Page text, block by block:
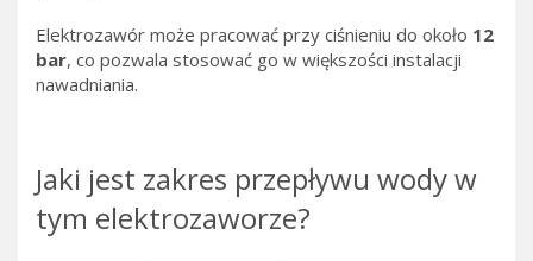
Elektrozawór może pracować przy ciśnieniu do około 12
bar, co pozwala stosować go w większości instalacji
nawadniania.
Jaki jest zakres przepływu wody w
tym elektrozaworze?